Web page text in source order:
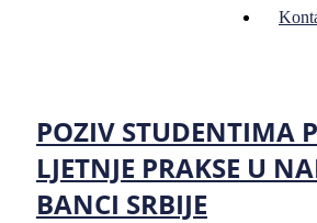
POZIV STUDENTIMA
LJETNJE PRAKSE U
BANCI SRBIJE